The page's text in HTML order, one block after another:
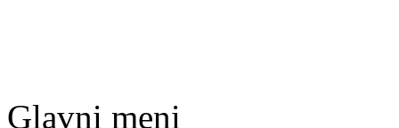
Glavni meni